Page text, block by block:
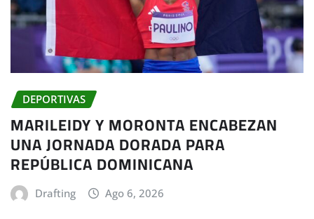
DEPORTIVAS
MARILEIDY Y MORONTA ENCABEZAN
UNA JORNADA DORADA PARA
REPÚBLICA DOMINICANA
Drafting Ago 6, 2026